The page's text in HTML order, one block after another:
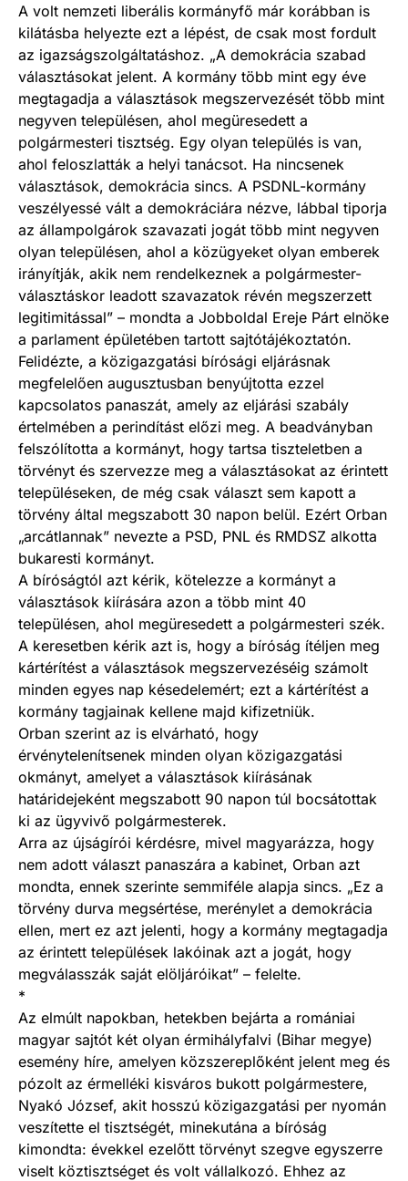
A volt nemzeti liberális kormányfő már korábban is
kilátásba helyezte ezt a lépést, de csak most fordult
az igazságszolgáltatáshoz. „A demokrácia szabad
választásokat jelent. A kormány több mint egy éve
megtagadja a választások megszervezését több mint
negyven településen, ahol megüresedett a
polgármesteri tisztség. Egy olyan település is van,
ahol feloszlatták a helyi tanácsot. Ha nincsenek
választások, demokrácia sincs. A PSDNL-kormány
veszélyessé vált a demokráciára nézve, lábbal tiporja
az állampolgárok szavazati jogát több mint negyven
olyan településen, ahol a közügyeket olyan emberek
irányítják, akik nem rendelkeznek a polgármester-
választáskor leadott szavazatok révén megszerzett
legitimitással” – mondta a Jobboldal Ereje Párt elnöke
a parlament épületében tartott sajtótájékoztatón.
Felidézte, a közigazgatási bírósági eljárásnak
megfelelően augusztusban benyújtotta ezzel
kapcsolatos panaszát, amely az eljárási szabály
értelmében a perindítást előzi meg. A beadványban
felszólította a kormányt, hogy tartsa tiszteletben a
törvényt és szervezze meg a választásokat az érintett
településeken, de még csak választ sem kapott a
törvény által megszabott 30 napon belül. Ezért Orban
„arcátlannak” nevezte a PSD, PNL és RMDSZ alkotta
bukaresti kormányt.
A bíróságtól azt kérik, kötelezze a kormányt a
választások kiírására azon a több mint 40
településen, ahol megüresedett a polgármesteri szék.
A keresetben kérik azt is, hogy a bíróság ítéljen meg
kártérítést a választások megszervezéséig számolt
minden egyes nap késedelemért; ezt a kártérítést a
kormány tagjainak kellene majd kifizetniük.
Orban szerint az is elvárható, hogy
érvénytelenítsenek minden olyan közigazgatási
okmányt, amelyet a választások kiírásának
határidejeként megszabott 90 napon túl bocsátottak
ki az ügyvivő polgármesterek.
Arra az újságírói kérdésre, mivel magyarázza, hogy
nem adott választ panaszára a kabinet, Orban azt
mondta, ennek szerinte semmiféle alapja sincs. „Ez a
törvény durva megsértése, merénylet a demokrácia
ellen, mert ez azt jelenti, hogy a kormány megtagadja
az érintett települések lakóinak azt a jogát, hogy
megválasszák saját elöljáróikat” – felelte.
*
Az elmúlt napokban, hetekben bejárta a romániai
magyar sajtót két olyan érmihályfalvi (Bihar megye)
esemény híre, amelyen közszereplőként jelent meg és
pózolt az érmelléki kisváros bukott polgármestere,
Nyakó József, akit hosszú közigazgatási per nyomán
veszítette el tisztségét, minekutána a bíróság
kimondta: évekkel ezelőtt törvényt szegve egyszerre
viselt köztisztséget és volt vállalkozó. Ehhez az